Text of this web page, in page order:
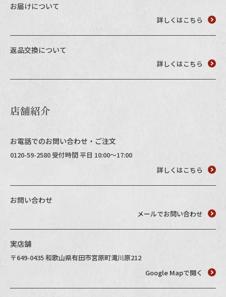
お届けについて
詳しくはこちら
返品交換について
詳しくはこちら
店舗紹介
お電話でのお問い合わせ・ご注文
0120-59-2580 受付時間 平日 10:00～17:00
詳しくはこちら
お問い合わせ
メールでお問い合わせ
実店舗
〒649-0435 和歌山県有田市宮原町滝川原212
Google Mapで開く